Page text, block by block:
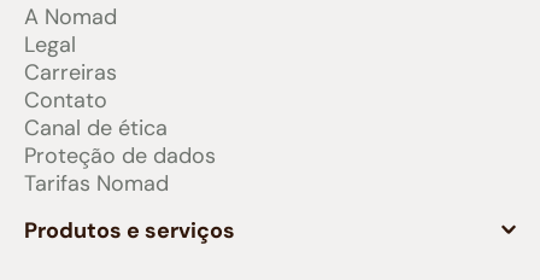
A Nomad
Legal
Carreiras
Contato
Canal de ética
Proteção de dados
Tarifas Nomad
Produtos e serviços